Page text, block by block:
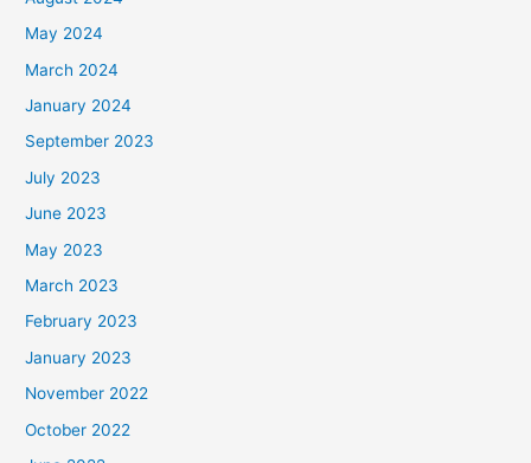
May 2024
March 2024
January 2024
September 2023
July 2023
June 2023
May 2023
March 2023
February 2023
January 2023
November 2022
October 2022